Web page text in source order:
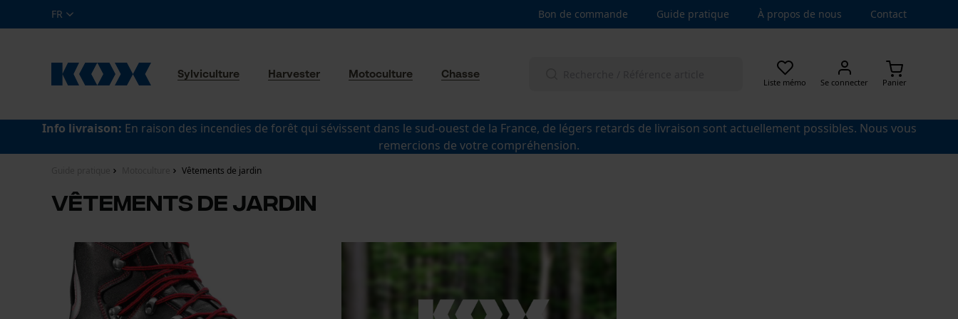
FR Bon de commande Guide pratique À propos de nous Contact
Liste mémo Se connecter Panier
Sylviculture Harvester Motoculture Chasse
Info livraison: En raison des incendies de forêt qui sévissent dans le sud-ouest de la France, de légers retards de livraison sont actuellement possibles. Nous vous
remercions de votre compréhension.
Vêtements de jardin
Vêtements de jardin